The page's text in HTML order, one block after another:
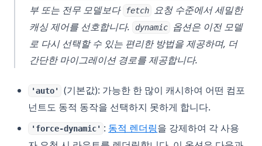
부 또는 전무 모델보다
fetch 요청 수준에서 세밀한
캐싱 제어를 선호합니다.
dynamic
옵션은 이전 모델
로 다시 선택할 수 있는 편리한 방법을 제공하며, 더
간단한 마이그레이션 경로를 제공합니다.
'auto'
(기본값): 가능한 한 많이 캐시하여 어떤 컴포
넌트도 동적 동작을 선택하지 못하게 합니다.
'force-dynamic' : 동적 렌더링을 강제하여 각 사용